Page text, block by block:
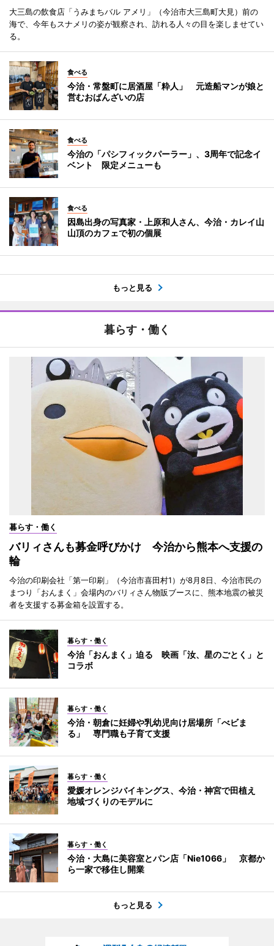
大三島の飲食店「うみまちバル アメリ」（今治市大三島町大見）前の
海で、今年もスナメリの姿が観察され、訪れる人々の目を楽しませてい
る。
食べる
今治・常盤町に居酒屋「粋人」 元造船マンが娘と
営むおばんざいの店
食べる
今治の「パシフィックパーラー」、3周年で記念イ
ベント 限定メニューも
食べる
因島出身の写真家・上原和人さん、今治・カレイ山
山頂のカフェで初の個展
もっと見る
暮らす・働く
暮らす・働く
バリィさんも募金呼びかけ 今治から熊本へ支援の
輪
今治の印刷会社「第一印刷」（今治市喜田村1）が8月8日、今治市民の
まつり「おんまく」会場内のバリィさん物販ブースに、熊本地震の被災
者を支援する募金箱を設置する。
暮らす・働く
今治「おんまく」迫る 映画「汝、星のごとく」と
コラボ
暮らす・働く
今治・朝倉に妊婦や乳幼児向け居場所「べビま
る」 専門職も子育て支援
暮らす・働く
愛媛オレンジバイキングス、今治・神宮で田植え
地域づくりのモデルに
暮らす・働く
今治・大島に美容室とパン店「Nie1066」 京都か
ら一家で移住し開業
もっと見る